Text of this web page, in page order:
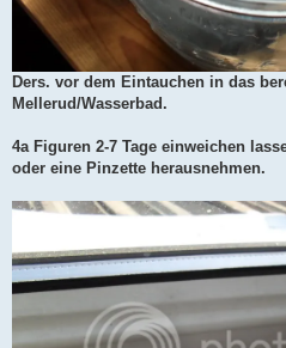
Ders. vor dem Eintauchen in das
Mellerud/Wasserbad.
4a Figuren 2-7 Tage einweichen
oder eine Pinzette herausnehmen.